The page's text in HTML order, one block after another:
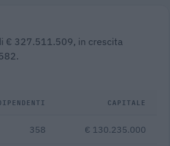
€ 327.511.509, in crescita
CAPITALE
358 € 130.235.000